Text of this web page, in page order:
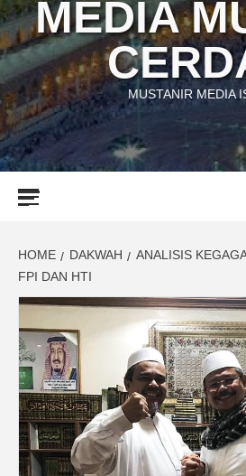
MEDIA
MUSTANIR MEDIA
HOME DAKWAH
ANALISIS
FPI DAN HTI